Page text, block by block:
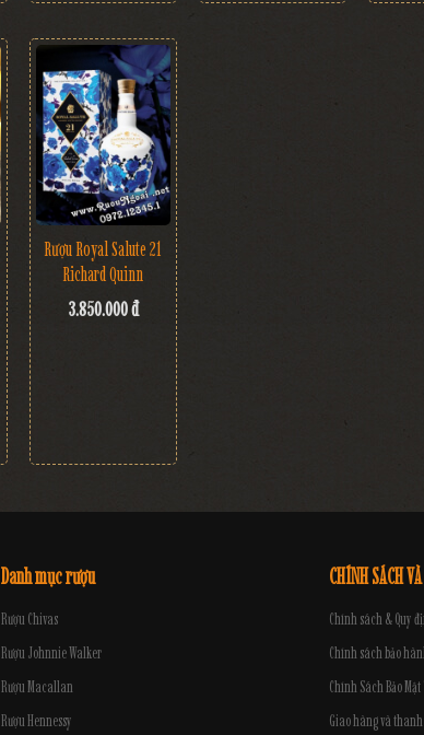
Rượu Royal Salute 21
Richard Quinn
3.850.000 đ
Danh mục rượu
Rượu Chivas
Rượu Johnnie Walker
Rượu Macallan
Rượu Hennessy
CHÍNH SÁCH
Chính sách & Quy
Chính sách bảo
Chính Sách Bảo
Giao hàng và